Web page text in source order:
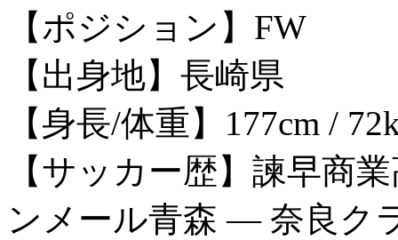
【ポジション】FW
【出身地】長崎県
【身長/体重】177cm /
【サッカー歴】諫早商
ンメール青森 ― 奈良ク